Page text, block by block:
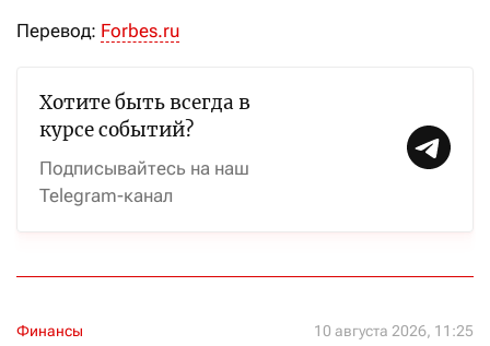
Перевод: Forbes.ru
Хотите быть всегда в
курсе событий?
Подписывайтесь на наш
Telegram-канал
Финансы 10 августа 2026, 11:25